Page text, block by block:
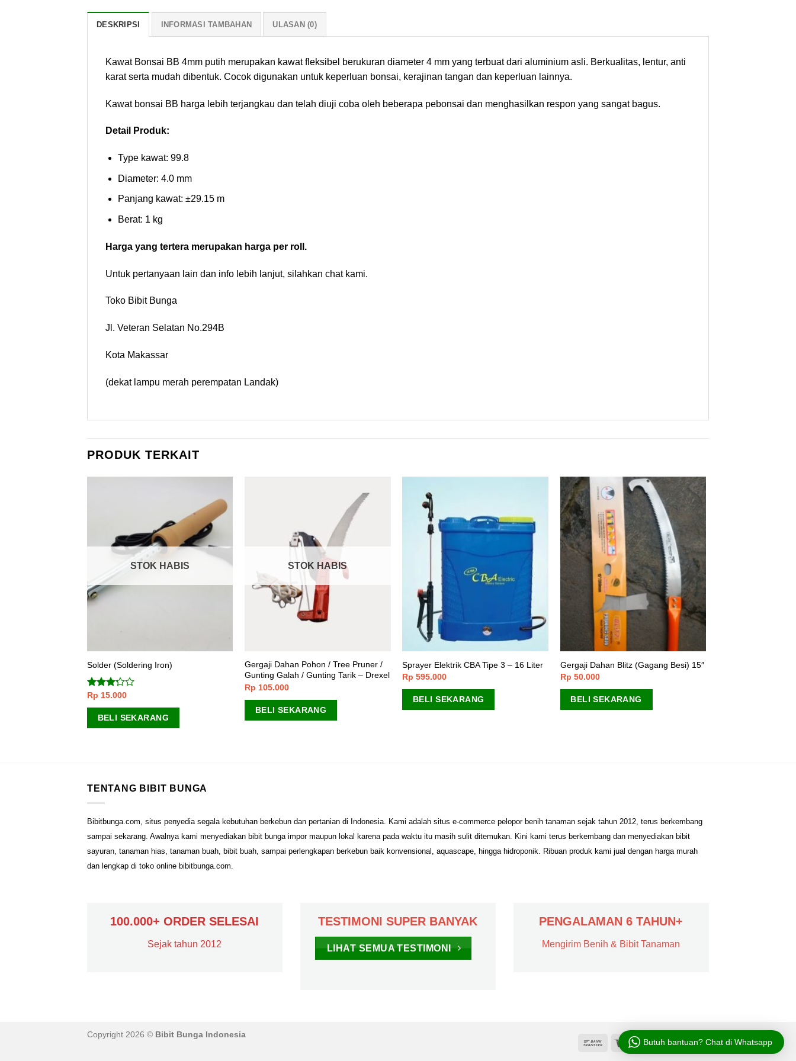
DESKRIPSI INFORMASI TAMBAHAN ULASAN (0)
Kawat Bonsai BB 4mm putih merupakan kawat fleksibel berukuran diameter 4 mm yang terbuat dari aluminium asli. Berkualitas, lentur, anti
karat serta mudah dibentuk. Cocok digunakan untuk keperluan bonsai, kerajinan tangan dan keperluan lainnya.
Kawat bonsai BB harga lebih terjangkau dan telah diuji coba oleh beberapa pebonsai dan menghasilkan respon yang sangat bagus.
Detail Produk:
Type kawat: 99.8
Diameter: 4.0 mm
Panjang kawat: ±29.15 m
Berat: 1 kg
Harga yang tertera merupakan harga per roll.
Untuk pertanyaan lain dan info lebih lanjut, silahkan chat kami.
Toko Bibit Bunga
Jl. Veteran Selatan No.294B
Kota Makassar
(dekat lampu merah perempatan Landak)
PRODUK TERKAIT
STOK HABIS
Solder (Soldering Iron)
Dinilai
dari 5
Rp 15.000
BELI SEKARANG
STOK HABIS
Gergaji Dahan Pohon / Tree Pruner /
Gunting Galah / Gunting Tarik – Drexel
Rp 105.000
BELI SEKARANG
Sprayer Elektrik CBA Tipe 3 – 16 Liter
Rp 595.000
BELI SEKARANG
Gergaji Dahan Blitz (Gagang Besi) 15″
Rp 50.000
BELI SEKARANG
TENTANG BIBIT BUNGA
Bibitbunga.com, situs penyedia segala kebutuhan berkebun dan pertanian di Indonesia. Kami adalah situs e-commerce pelopor benih tanaman sejak tahun 2012, terus berkembang
sampai sekarang. Awalnya kami menyediakan bibit bunga impor maupun lokal karena pada waktu itu masih sulit ditemukan. Kini kami terus berkembang dan menyediakan bibit
sayuran, tanaman hias, tanaman buah, bibit buah, sampai perlengkapan berkebun baik konvensional, aquascape, hingga hidroponik. Ribuan produk kami jual dengan harga murah
dan lengkap di toko online bibitbunga.com.
100.000+ ORDER SELESAI
Sejak tahun 2012
TESTIMONI SUPER BANYAK
LIHAT SEMUA TESTIMONI
PENGALAMAN 6 TAHUN+
Mengirim Benih & Bibit Tanaman
Copyright 2026 © Bibit Bunga Indonesia
Butuh bantuan? Chat di Whatsapp